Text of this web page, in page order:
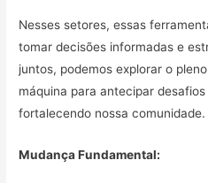
Nesses setores, essas
tomar decisões informadas e
juntos, podemos explorar o
máquina para antecipar
fortalecendo nossa comunidade.
Mudança Fundamental: